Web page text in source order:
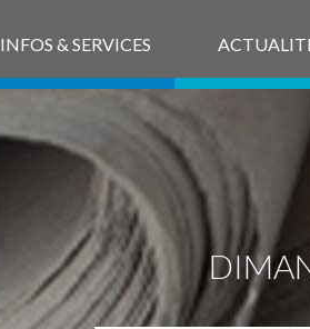
INFOS & SERVICES